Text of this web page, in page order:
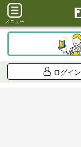
メニュー
ログイン